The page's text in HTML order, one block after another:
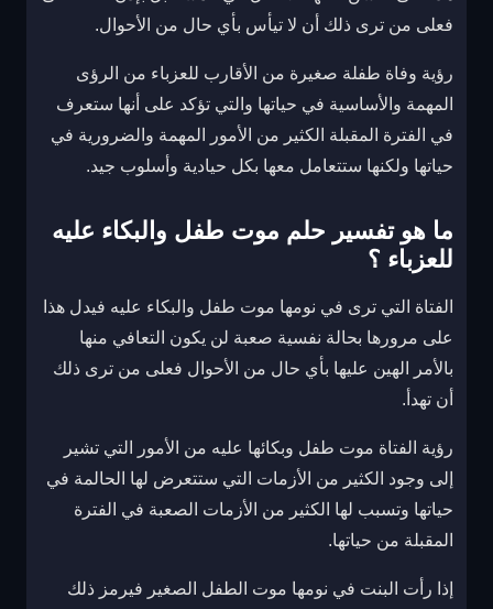
فعلى من ترى ذلك أن لا تيأس بأي حال من الأحوال.
رؤية وفاة طفلة صغيرة من الأقارب للعزباء من الرؤى
المهمة والأساسية في حياتها والتي تؤكد على أنها ستعرف
في الفترة المقبلة الكثير من الأمور المهمة والضرورية في
حياتها ولكنها ستتعامل معها بكل حيادية وأسلوب جيد.
ما هو تفسير حلم موت طفل والبكاء عليه
للعزباء ؟
الفتاة التي ترى في نومها موت طفل والبكاء عليه فيدل هذا
على مرورها بحالة نفسية صعبة لن يكون التعافي منها
بالأمر الهين عليها بأي حال من الأحوال فعلى من ترى ذلك
أن تهدأ.
رؤية الفتاة موت طفل وبكائها عليه من الأمور التي تشير
إلى وجود الكثير من الأزمات التي ستتعرض لها الحالمة في
حياتها وتسبب لها الكثير من الأزمات الصعبة في الفترة
المقبلة من حياتها.
إذا رأت البنت في نومها موت الطفل الصغير فيرمز ذلك